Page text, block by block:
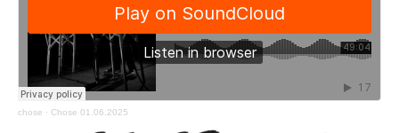
chose · Chose 01.06.2025